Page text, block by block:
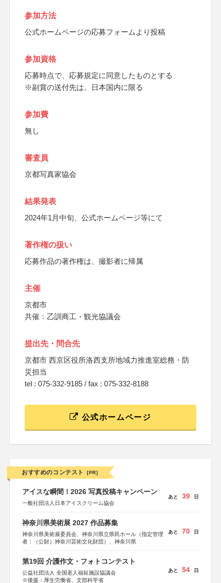
参加方法
公式ホームページの応募フォームより投稿
参加資格
応募時点で、応募規定に同意したものとする
※副賞の送付先は、日本国内に限る
参加費
無し
審査員
京都写真家協会
結果発表
2024年1月中旬、公式ホームページ等にて
著作権の扱い
応募作品の著作権は、撮影者に帰属
主催
京都市
共催：乙訓商工・観光協議会
提出先・問合先
京都市 西京区役所洛西支所地域力推進室総務・防
災担当
tel : 075-332-9185 / fax : 075-332-8188
公式ホームページ
おすすめのコンテスト [PR]
アイスな瞬間！2026 写真投稿キャンペーン
一般社団法人日本アイスクリーム協会
あと 39 日
神奈川県美術展 2027 作品募集
神奈川県美術展委員会、神奈川県立県民ホール（指定管理
者：（公財）神奈川芸術文化財団）、神奈川県
あと 70 日
第19回 介護作文・フォトコンテスト
公益社団法人 全国老人福祉施設協議会
※後援：厚生労働省、文部科学省
あと 54 日